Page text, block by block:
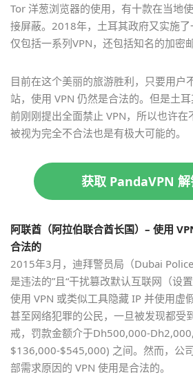
Tor 洋葱浏览器的使用，有十款在当地
接屏蔽。2018年，土耳其政府又实施
仅包括一系列VPN，还包括知名的加密
目前在这个美丽的旅游胜利，只要用户
站，使用 VPN 仍然是合法的。但是土
前刚刚提出全面禁止 VPN，所以也许在
被视为完全不合法也是有极大可能的。
获取 PandaVPN 解
阿联酋（阿拉伯联合酋长国）– 使用
合法的
2015年3月，迪拜警员局（Dubai
是违法的”且“干扰篡改默认互联网（设
使用 VPN 或类似工具隐藏 IP 并使用虚
甚至网络犯罪的公民，一旦被发现都受
戒，罚款金额介于Dh500,000-
$136,000-$545,000) 之间。然而，公
部需求原因的 VPN 使用是合法的。